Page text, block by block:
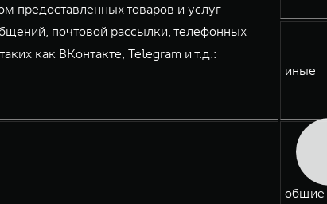
предоставленных товаров и услуг
почтовой рассылки, телефонных
как ВКонтакте, Telegram и т.д.:
иные
общие